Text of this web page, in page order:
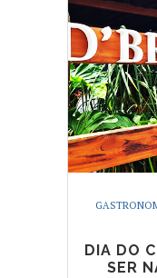
DIA DO
SER